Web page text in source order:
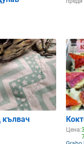
кълвач
Цена: